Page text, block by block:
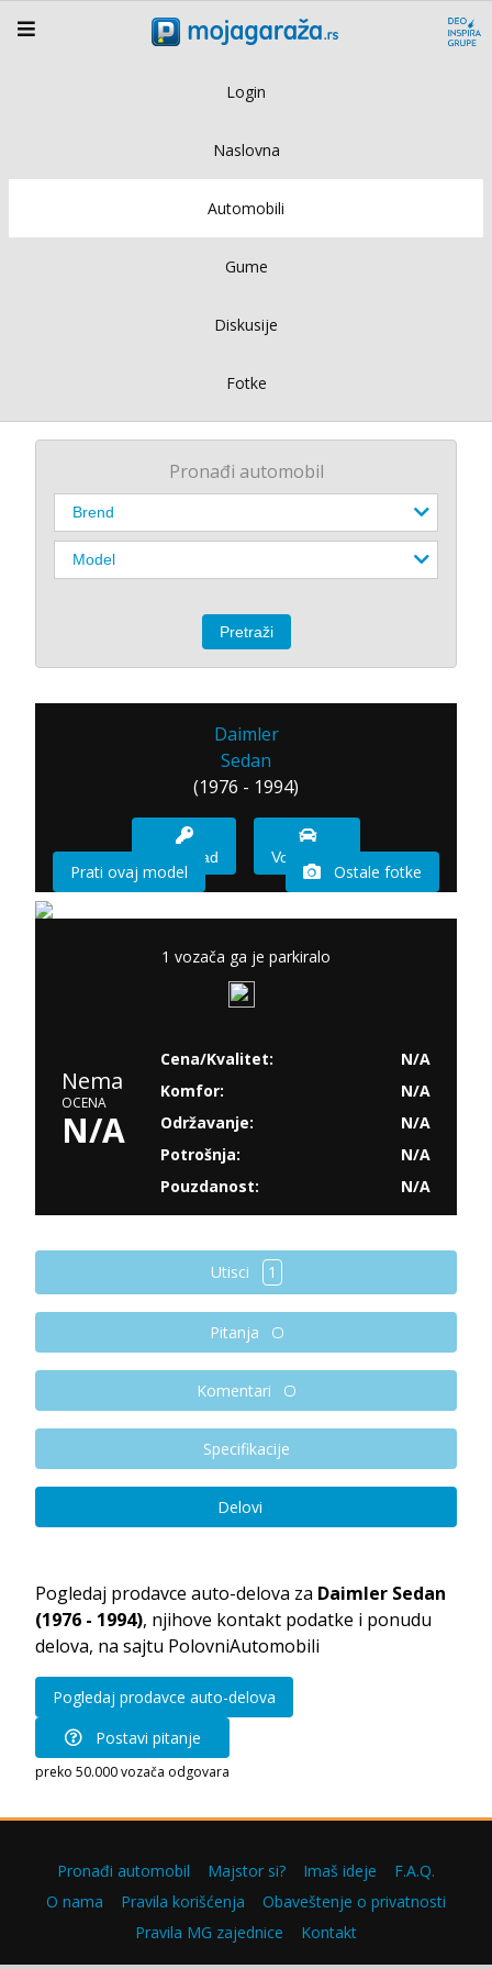
Login
Naslovna
Automobili
Gume
Diskusije
Fotke
Pronađi automobil
Daimler
Sedan
(1976 - 1994)
Imam sad Vozio sam
Prati ovaj model Ostale fotke
1 vozača ga je parkiralo
Nema
OCENA
N/A
Cena/Kvalitet:
N/A
Komfor:
N/A
Održavanje:
N/A
Potrošnja:
N/A
Pouzdanost:
N/A
Utisci 1
Pitanja
Komentari
Specifikacije
Delovi
Pogledaj prodavce auto-delova za Daimler Sedan
(1976 - 1994), njihove kontakt podatke i ponudu
delova, na sajtu PolovniAutomobili
Pogledaj prodavce auto-delova
Postavi pitanje
preko 50.000 vozača odgovara
Pronađi automobil Majstor si? Imaš ideje
F.A.Q.
O nama
Pravila korišćenja
Obaveštenje o privatnosti
Pravila MG zajednice
Kontakt